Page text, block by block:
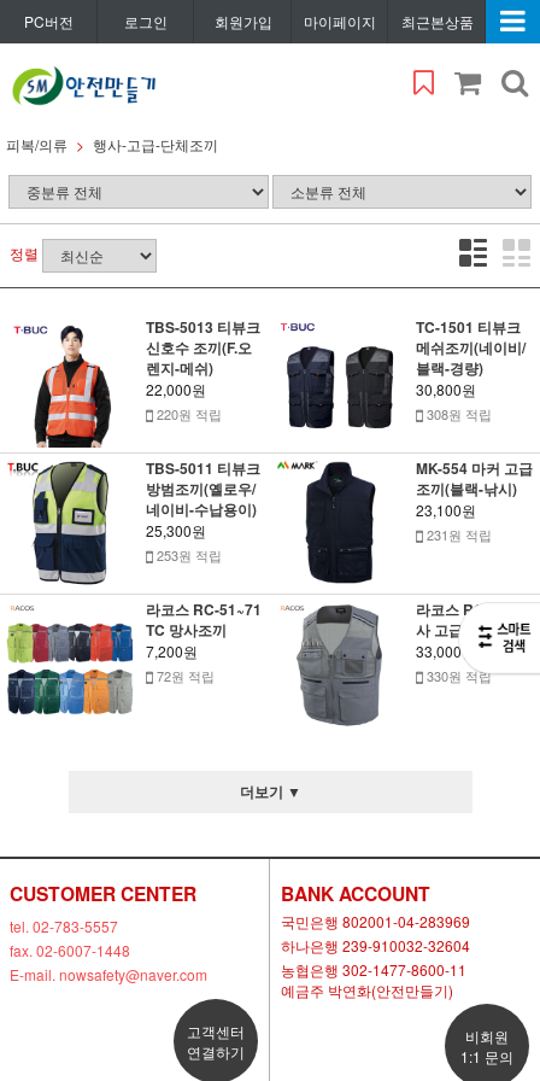
PC버전 로그인 회원가입 마이페이지 최근본상품
피복/의류 행사-고급-단체조끼
정렬
TBS-5013 티뷰크
신호수 조끼(F.오
렌지-메쉬)
22,000원
220원 적립
TC-1501 티뷰크
메쉬조끼(네이비/
블랙-경량)
30,800원
308원 적립
TBS-5011 티뷰크
방범조끼(옐로우/
네이비-수납용이)
25,300원
253원 적립
MK-554 마커 고급
조끼(블랙-낚시)
23,100원
231원 적립
라코스 RC-51~71
TC 망사조끼
7,200원
72원 적립
라코스 RC-912 망
사 고급조끼
33,000원
330원 적립
더보기 ▼
CUSTOMER CENTER
tel. 02-783-5557
fax. 02-6007-1448
E-mail. nowsafety@naver.com
고객센터
연결하기
BANK ACCOUNT
국민은행 802001-04-283969
하나은행 239-910032-32604
농협은행 302-1477-8600-11
예금주 박연화(안전만들기)
비회원
1:1 문의